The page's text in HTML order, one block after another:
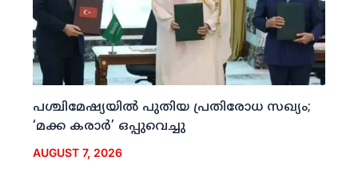
പശ്ചിമേഷ്യയില്‍ പുതിയ പ്രതിരോധ സഖ്യം;
‘മക്ക കരാര്‍’ ഒപ്പുവെച്ചു
AUGUST 7, 2026